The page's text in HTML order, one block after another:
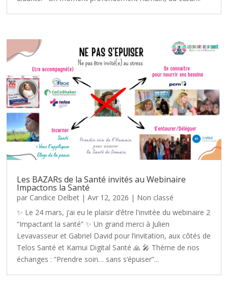
Les BAZARs de la Santé invités au Webinaire
Impactons la Santé
par Candice Delbet |Avr 12, 2026 | Non classé
✨ Le 24 mars, j’ai eu le plaisir d’être l'invitée du webinaire 2
“Impactant la santé” ✨ Un grand merci à Julien
Levavasseur et Gabriel David pour l’invitation, aux côtés de
Telos Santé et Kamui Digital Santé 🙏 🎤 Thème de nos
échanges : “Prendre soin… sans s’épuiser”...